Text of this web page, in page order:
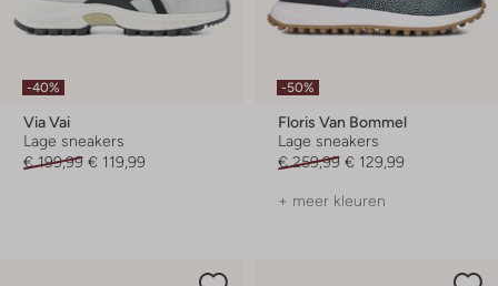
-40%
Via Vai
Lage sneakers
€ 199,99 € 119,99
-50%
Floris Van Bommel
Lage sneakers
€ 259,99 € 129,99
+ meer kleuren